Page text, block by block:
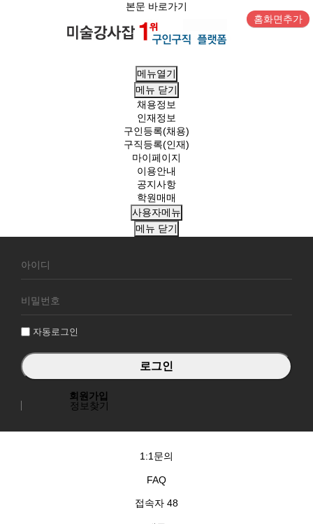
본문 바로가기
홈화면추가
메뉴열기
메뉴 닫기
채용정보
인재정보
구인등록(채용)
구직등록(인재)
마이페이지
이용안내
공지사항
학원매매
사용자메뉴
메뉴 닫기
원
그
자동로그인
회원가입
정보찾기
1:1문의
FAQ
접속자 48